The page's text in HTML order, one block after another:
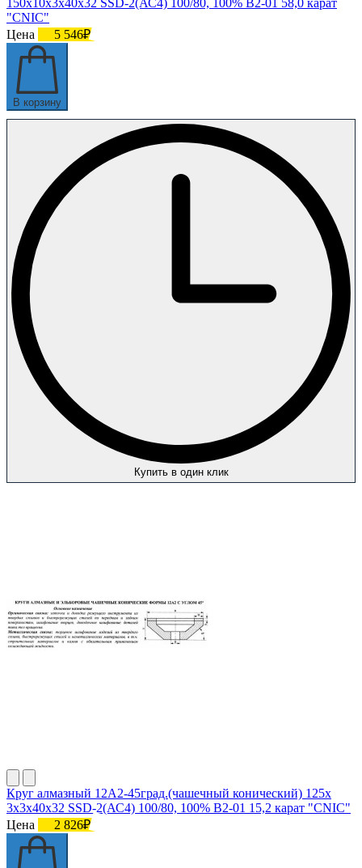
150х10х3х40х32 SSD-2(АС4) 100/80, 100% В2-01 58,0 карат
"CNIC"
Цена
5 546₽
В корзину
Купить в один клик
Круг алмазный 12А2-45град.(чашечный конический) 125х
3х3х40х32 SSD-2(АС4) 100/80, 100% В2-01 15,2 карат "CNIC"
Цена
2 826₽